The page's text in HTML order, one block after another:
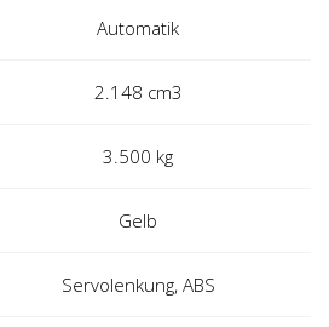
Automatik
2.148 cm3
3.500 kg
Gelb
Servolenkung, ABS